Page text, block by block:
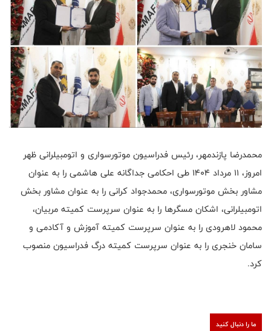
محمدرضا پازندمهر، رئیس فدراسیون موتورسواری و اتومبیلرانی ظهر
امروز، ۱۱ مرداد ۱۴۰۴ طی احکامی جداگانه علی هاشمی را به عنوان
مشاور بخش موتورسواری، محمدجواد کرانی را به عنوان مشاور بخش
اتومبیلرانی، اشکان مسگرها را به عنوان سرپرست کمیته مربیان،
محمود لاهرودی را به عنوان سرپرست کمیته آموزش و آکادمی و
سامان خنجری را به عنوان سرپرست کمیته درگ فدراسیون منصوب
کرد.
ما را دنبال کنید